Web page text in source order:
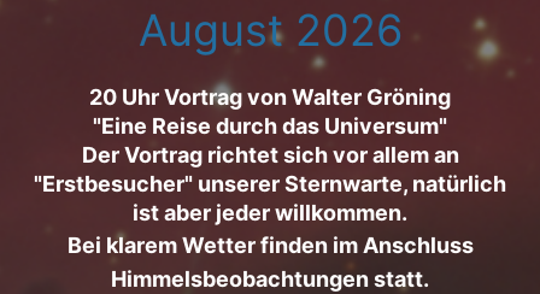
August 2026
20 Uhr Vortrag von Walter Gröning
"Eine Reise durch das Universum"
Der Vortrag richtet sich vor allem an
"Erstbesucher" unserer Sternwarte, natürlich
ist aber jeder willkommen.
Bei klarem Wetter finden im Anschluss
Himmelsbeobachtungen statt.